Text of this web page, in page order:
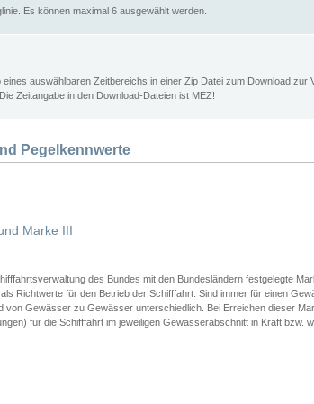
Es können maximal 6 ausgewählt werden.
auswählbaren Zeitbereichs in einer Zip Datei zum Download zur
Zeitangabe in den Download-Dateien ist MEZ!
Pegelkennwerte
Marke III
des Bundes mit den Bundesländern festgelegte
Richtwerte für den Betrieb der Schifffahrt. Sind immer für einen
von Gewässer zu Gewässer unterschiedlich. Bei Erreichen dieser
für die Schifffahrt im jeweiligen Gewässerabschnitt in Kraft bzw.